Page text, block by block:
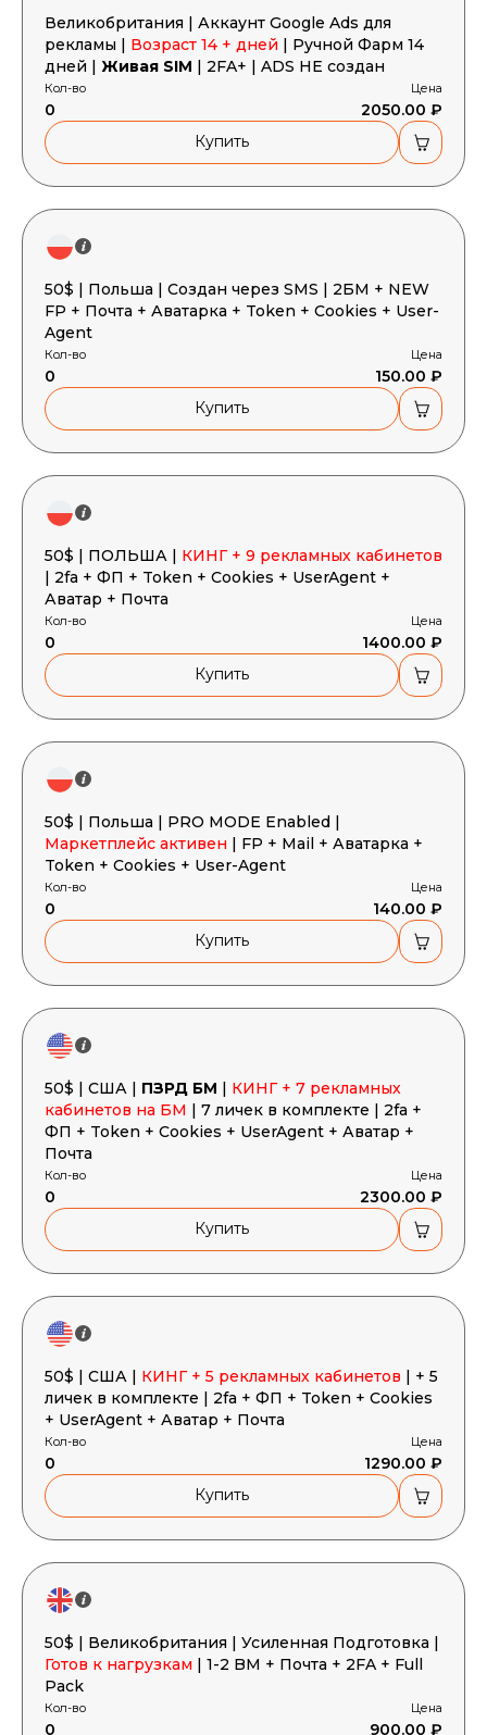
Великобритания | Аккаунт Google Ads для
рекламы | Возраст 14 + дней | Ручной Фарм 14
дней | Живая SIM | 2FA+ | ADS НЕ создан
Кол-во
0
Цена
2050.00 ₽
Купить
50$ | Польша | Создан через SMS | 2БМ + NEW
FP + Почта + Аватарка + Token + Cookies + User-
Agent
Кол-во
0
Цена
150.00 ₽
Купить
50$ | ПОЛЬША | КИНГ + 9 рекламных кабинетов
| 2fa + ФП + Token + Cookies + UserAgent +
Аватар + Почта
Кол-во
0
Цена
1400.00 ₽
Купить
50$ | Польша | PRO MODE Enabled |
Маркетплейс активен | FP + Mail + Аватарка +
Token + Cookies + User-Agent
Кол-во
0
Цена
140.00 ₽
Купить
50$ | США | ПЗРД БМ | КИНГ + 7 рекламных
кабинетов на БМ | 7 личек в комплекте | 2fa +
ФП + Token + Cookies + UserAgent + Аватар +
Почта
Кол-во
0
Цена
2300.00 ₽
Купить
50$ | США | КИНГ + 5 рекламных кабинетов | + 5
личек в комплекте | 2fa + ФП + Token + Cookies
+ UserAgent + Аватар + Почта
Кол-во
0
Цена
1290.00 ₽
Купить
50$ | Великобритания | Усиленная Подготовка |
Готов к нагрузкам | 1-2 BM + Почта + 2FA + Full
Pack
Кол-во
0
Цена
900.00 ₽